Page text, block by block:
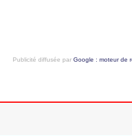
Publicité diffusée par Google : moteur de